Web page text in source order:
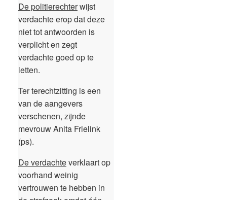
De politierechterwijst
verdachte erop dat deze
niet tot antwoorden is
verplicht en zegt
verdachte goed op te
letten.
Ter terechtzitting is een
van de aangevers
verschenen, zijnde
mevrouw Anita Frielink
(ps).
De verdachteverklaart op
voorhand weinig
vertrouwen te hebben in